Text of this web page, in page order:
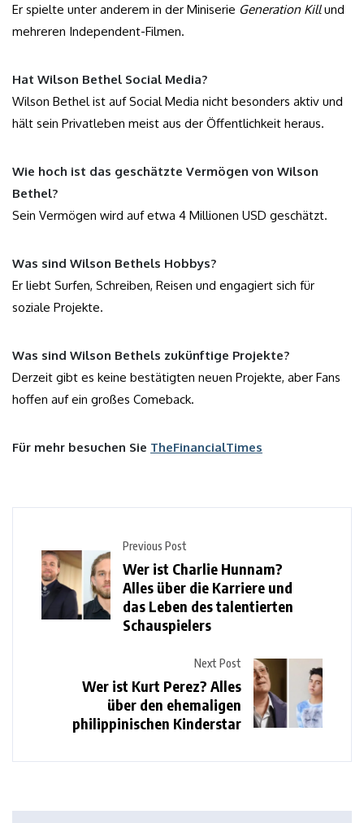
Er spielte unter anderem in der Miniserie Generation Killund
mehreren Independent-Filmen.
Hat Wilson Bethel Social Media?
Wilson Bethel ist auf Social Media nicht besonders aktiv und
hält sein Privatleben meist aus der Öffentlichkeit heraus.
Wie hoch ist das geschätzte Vermögen von Wilson
Bethel?
Sein Vermögen wird auf etwa 4 Millionen USD geschätzt.
Was sind Wilson Bethels Hobbys?
Er liebt Surfen, Schreiben, Reisen und engagiert sich für
soziale Projekte.
Was sind Wilson Bethels zukünftige Projekte?
Derzeit gibt es keine bestätigten neuen Projekte, aber Fans
hoffen auf ein großes Comeback.
Für mehr besuchen Sie TheFinancialTimes
Previous Post
Wer ist Charlie Hunnam?
Alles über die Karriere und
das Leben des talentierten
Schauspielers
Next Post
Wer ist Kurt Perez? Alles
über den ehemaligen
philippinischen Kinderstar